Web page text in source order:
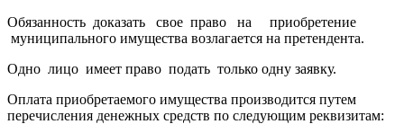
Обязанность доказать свое право на приобретение
муниципального имущества возлагается на претендента.
Одно лицо имеет право подать только одну заявку.
Оплата приобретаемого имущества производится путем
перечисления денежных средств по следующим реквизитам: